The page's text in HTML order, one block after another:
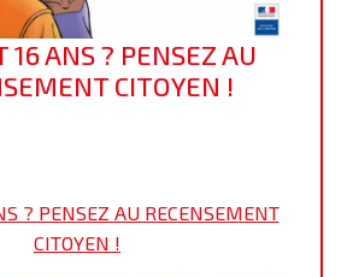
16 ANS ? PENSEZ AU
CITOYEN !
? PENSEZ AU RECENSEMENT
CITOYEN !